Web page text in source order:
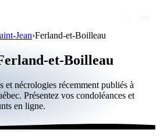
Jean›Ferland-et-Boilleau
et-Boilleau
et nécrologies récemment publiés à
Présentez vos condoléances et
en ligne.